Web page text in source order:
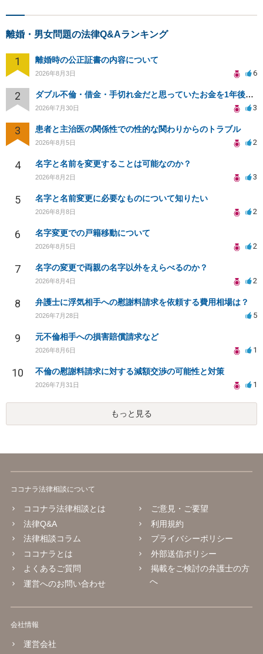
離婚・男女問題の法律Q&Aランキング
1 離婚時の公正証書の内容について
2026年8月3日 6
2 ダブル不倫・借金・手切れ金だと思っていたお金を1年後いまさら脅迫罪として通知書が来てまとめて請求
2026年7月30日 3
3 患者と主治医の関係性での性的な関わりからのトラブル
2026年8月5日 2
4 名字と名前を変更することは可能なのか？
2026年8月2日 3
5 名字と名前変更に必要なものについて知りたい
2026年8月8日 2
6 名字変更での戸籍移動について
2026年8月5日 2
7 名字の変更で両親の名字以外をえらべるのか？
2026年8月4日 2
8 弁護士に浮気相手への慰謝料請求を依頼する費用相場は？
2026年7月28日 5
9 元不倫相手への損害賠償請求など
2026年8月6日 1
10 不倫の慰謝料請求に対する減額交渉の可能性と対策
2026年7月31日 1
もっと見る
ココナラ法律相談について
ココナラ法律相談とは
法律Q&A
法律相談コラム
ココナラとは
よくあるご質問
運営へのお問い合わせ
ご意見・ご要望
利用規約
プライバシーポリシー
外部送信ポリシー
掲載をご検討の弁護士の方
へ
会社情報
運営会社